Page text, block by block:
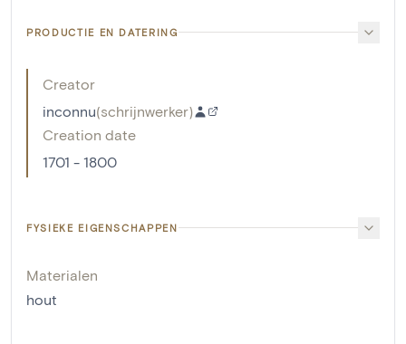
PRODUCTIE EN DATERING
Creator
inconnu(schrijnwerker)
Creation date
1701 - 1800
FYSIEKE EIGENSCHAPPEN
Materialen
hout